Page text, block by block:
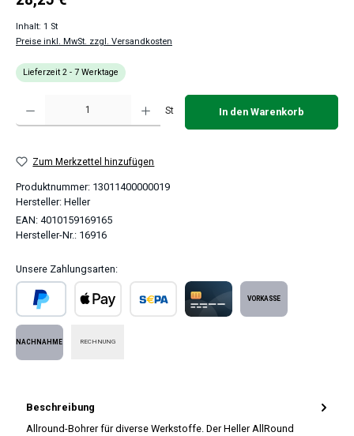
Inhalt: 1 St
Preise inkl. MwSt. zzgl. Versandkosten
Lieferzeit 2 - 7 Werktage
Produkt Anzahl: Gib den gewünschten Wert ein oder benutze die Schaltflächen
St In den Warenkorb
Zum Merkzettel hinzufügen
Produktnummer: 13011400000019
Hersteller: Heller
EAN: 4010159169165
Hersteller-Nr.: 16916
Unsere Zahlungsarten:
PayPal
RECHNUNG
Beschreibung
Allround-Bohrer für diverse Werkstoffe. Der Heller AllRound